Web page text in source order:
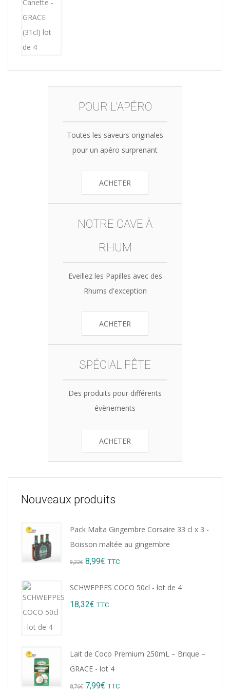
POUR L'APÉRO
Toutes les saveurs originales
pour un apéro surprenant
ACHETER
NOTRE CAVE À
RHUM
Eveillez les Papilles avec des
Rhums d'exception
ACHETER
SPÉCIAL FÊTE
Des produits pour différents
évènements
ACHETER
Nouveaux produits
Pack Malta Gingembre Corsaire 33 cl x 3 -
Boisson maltée au gingembre
9,22€ Original
8,99€ Current
TTC
SCHWEPPES COCO 50cl - lot de 4
18,32€ TTC
Lait de Coco Premium 250mL – Brique –
GRACE - lot 4
8,76€ Original
7,99€ Current
TTC